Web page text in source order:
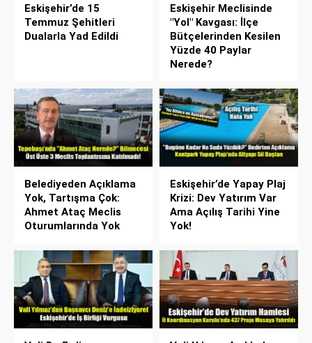
Eskişehir’de 15
Temmuz Şehitleri
Dualarla Yad Edildi
Eskişehir Meclisinde
"Yol" Kavgası: İlçe
Bütçelerinden Kesilen
Yüzde 40 Paylar
Nerede?
Belediyeden Açıklama
Yok, Tartışma Çok:
Ahmet Ataç Meclis
Oturumlarında Yok
Eskişehir’de Yapay Plaj
Krizi: Dev Yatırım Var
Ama Açılış Tarihi Yine
Yok!